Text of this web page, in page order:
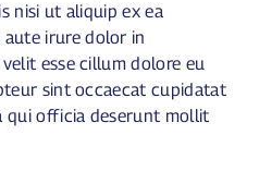
nisi ut aliquip ex ea
aute irure dolor in
esse cillum dolore eu
sint occaecat cupidatat
qui officia deserunt mollit